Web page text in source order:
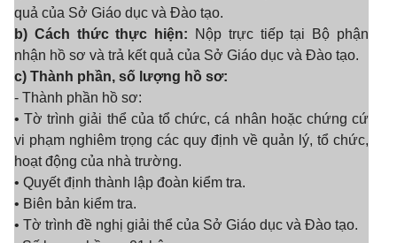
quả của Sở Giáo dục và Đào tạo.
b) Cách thức thực hiện: Nộp trực tiếp tại Bộ phận
nhận hồ sơ và trả kết quả của Sở Giáo dục và Đào tạo.
c) Thành phần, số lượng hồ sơ:
- Thành phần hồ sơ:
• Tờ trình giải thể của tổ chức, cá nhân hoặc chứng cứ
vi phạm nghiêm trọng các quy định về quản lý, tổ chức,
hoạt động của nhà trường.
• Quyết định thành lập đoàn kiểm tra.
• Biên bản kiểm tra.
• Tờ trình đề nghị giải thể của Sở Giáo dục và Đào tạo.